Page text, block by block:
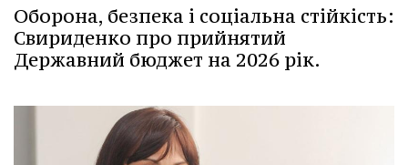
Оборона, безпека і соціальна стійкість:
Свириденко про прийнятий
Державний бюджет на 2026 рік.